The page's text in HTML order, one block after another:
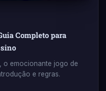
Completo para
o emocionante jogo de
e regras.